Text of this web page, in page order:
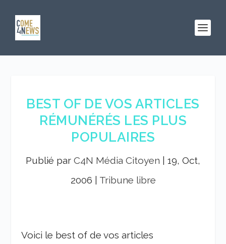
BEST OF DE VOS ARTICLES
RÉMUNÉRÉS LES PLUS
POPULAIRES
Publié par C4N Média Citoyen
19, Oct,
2006
Tribune libre
Voici le best of de vos articles